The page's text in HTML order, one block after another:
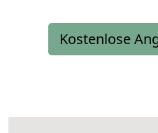
Kostenlose